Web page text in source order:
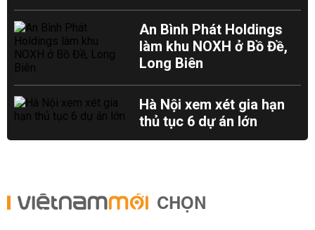
An Bình Phát Holdings
làm khu NOXH ở Bồ Đề,
Long Biên
Hà Nội xem xét gia hạn
thủ tục 6 dự án lớn
CHỌN